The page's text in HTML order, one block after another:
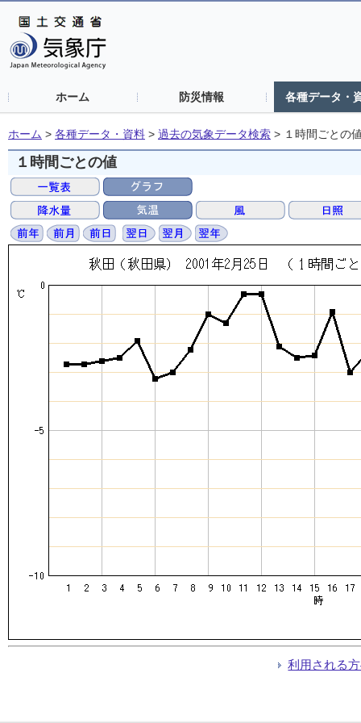
ホーム 防災情報 各種データ・
ホーム > 各種データ・資料 > 過去の気象データ検索 > １時間ごとの
１時間ごとの値
利用される